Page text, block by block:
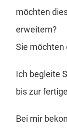
möchten
erweitern?
Sie möchten
Ich begleite
bis zur
Bei mir